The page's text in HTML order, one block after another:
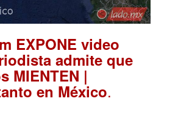
EXPONE video
admite que
MIENTEN |
en México.